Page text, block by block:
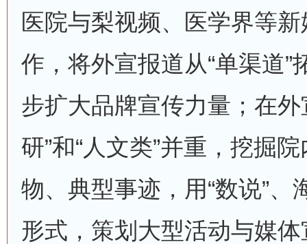
医院与梨视频、医学界等
作，将外宣报道从“单渠道”
步扩大品牌宣传力量；在外
研”和“人文类”并重，挖掘
物、典型事迹，用“数说”、
形式，策划大型活动与媒